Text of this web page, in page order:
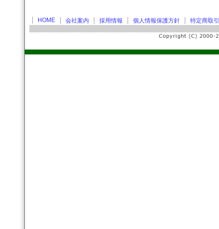
HOME 会社案内 採用情報 個人情報保護方針 特定商取